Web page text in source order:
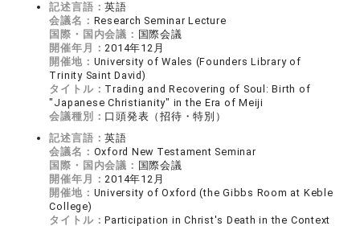
記述言語：英語
会議名： Research Seminar Lecture
国際・国内会議： 国際会議
開催年月：2014年12月
開催地： University of Wales (Founders Library of
Trinity Saint David)
タイトル： Trading and Recovering of Soul: Birth of
"Japanese Christianity" in the Era of Meiji
会議種別： 口頭発表（招待・特別）
記述言語：英語
会議名： Oxford New Testament Seminar
国際・国内会議： 国際会議
開催年月：2014年12月
開催地： University of Oxford (the Gibbs Room at Keble
College)
タイトル：Participation in Christ's Death in the Context